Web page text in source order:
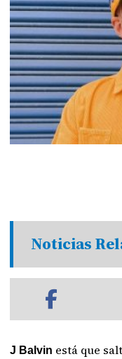
Noticias
J Balvin está que